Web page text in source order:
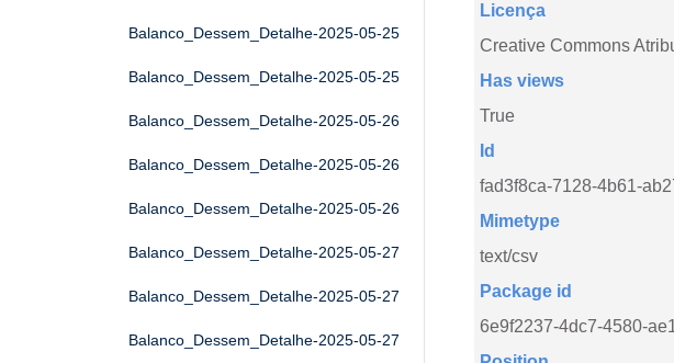
Balanco_Dessem_Detalhe-2025-05-25
Balanco_Dessem_Detalhe-2025-05-25
Balanco_Dessem_Detalhe-2025-05-26
Balanco_Dessem_Detalhe-2025-05-26
Balanco_Dessem_Detalhe-2025-05-26
Balanco_Dessem_Detalhe-2025-05-27
Balanco_Dessem_Detalhe-2025-05-27
Balanco_Dessem_Detalhe-2025-05-27
Licença
Creative Commons
Has views
True
Id
fad3f8ca-7128-4b61-
Mimetype
text/csv
Package id
6e9f2237-4dc7-4580-